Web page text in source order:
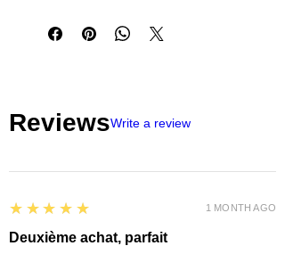
Les figurines Reaper Miniatures sont
Hackmaster, Frostgrave, Savage
pas à un enfant de moins de 14 ans.
l'échelle de 25 mm
- Bases intégrales
de l'emballage
ReviewsWrite a review
5
★★★★★
Deuxième achat, parfait
1 MONTH AGO